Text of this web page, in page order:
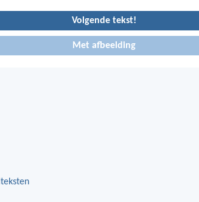
Volgende tekst!
Met afbeelding